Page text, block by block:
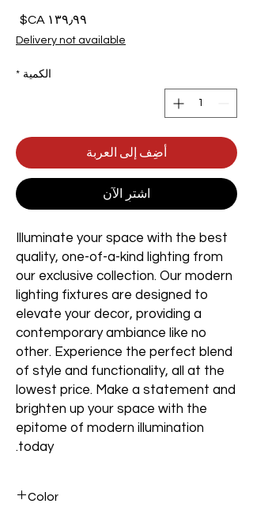
Delivery not available
الكمية *
أضِف إلى العربة
اشترِ الآن
Illuminate your space with the best
quality, one-of-a-kind lighting from
our exclusive collection. Our modern
lighting fixtures are designed to
elevate your decor, providing a
contemporary ambiance like no
other. Experience the perfect blend
of style and functionality, all at the
lowest price. Make a statement and
brighten up your space with the
epitome of modern illumination
today.
Color